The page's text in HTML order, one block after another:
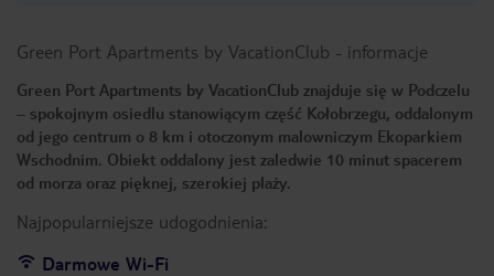
Green Port Apartments by VacationClub - informacje
Green Port Apartments by VacationClub znajduje się w Podczelu
– spokojnym osiedlu stanowiącym część Kołobrzegu, oddalonym
od jego centrum o 8 km i otoczonym malowniczym Ekoparkiem
Wschodnim. Obiekt oddalony jest zaledwie 10 minut spacerem
od morza oraz pięknej, szerokiej plaży.
Najpopularniejsze udogodnienia:
Darmowe Wi-Fi